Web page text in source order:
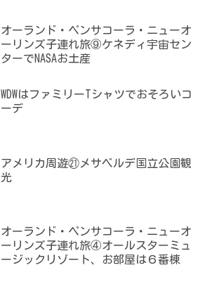
オーランド・ペンサコーラ・ニューオ
ーリンズ子連れ旅⑨ケネディ宇宙セン
ターでNASAお土産
WDWはファミリーTシャツでおそろいコ
ーデ
アメリカ周遊㉑メサベルデ国立公園観
光
オーランド・ペンサコーラ・ニューオ
ーリンズ子連れ旅④オールスターミュ
ージックリゾート、お部屋は６番棟